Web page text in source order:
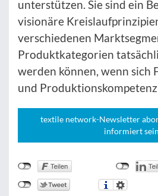
unterstützen. Sie sind ein
visionäre
verschiedenen
Produktkategorien
werden können, wenn sich
und
textile network-Newsletter
informiert